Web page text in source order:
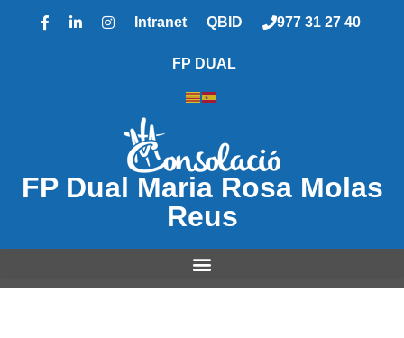
Intranet QBID 977 31 27 40
FP DUAL
FP Dual Maria Rosa Molas
Reus